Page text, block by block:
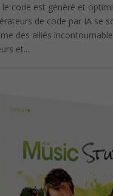
code est généré et
de code par IA se
des alliés
et...